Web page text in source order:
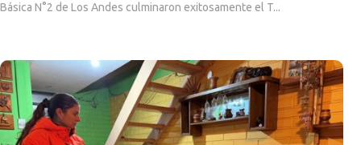
Básica N°2 de Los Andes culminaron exitosamente el T...